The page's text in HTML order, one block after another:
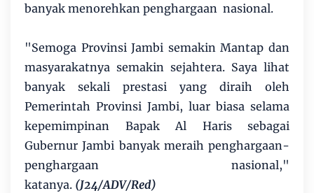
banyak menorehkan penghargaan nasional.
"Semoga Provinsi Jambi semakin Mantap dan
masyarakatnya semakin sejahtera. Saya lihat
banyak sekali prestasi yang diraih oleh
Pemerintah Provinsi Jambi, luar biasa selama
kepemimpinan Bapak Al Haris sebagai
Gubernur Jambi banyak meraih penghargaan-
penghargaan nasional,"
katanya. (J24/ADV/Red)